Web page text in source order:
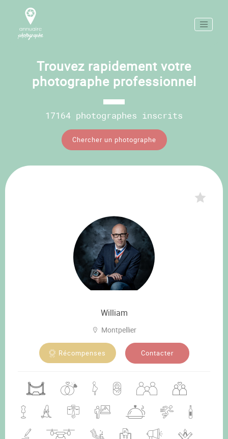
Trouvez rapidement votre
photographe professionnel
17164 photographes inscrits
Chercher un photographe
William
Montpellier
Récompenses Contacter